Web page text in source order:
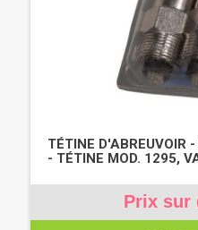
TÉTINE D'ABREUVOIR
- TÉTINE MOD. 1295,
Prix sur